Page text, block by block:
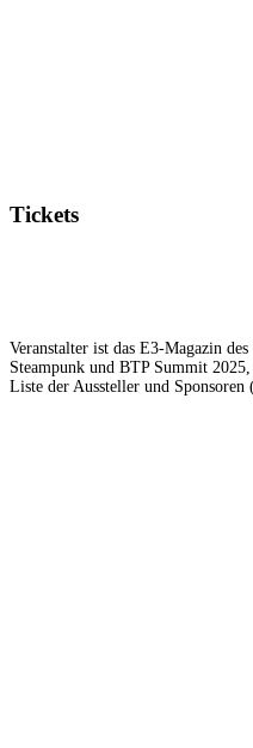
Tickets
Veranstalter ist das E3-Magazin
Steampunk und BTP Summit
Liste der Aussteller und